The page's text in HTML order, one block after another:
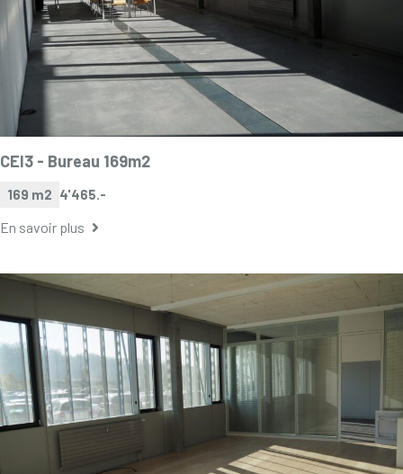
CEI3 - Bureau 169m2
169 m2 4'465.-
En savoir plus